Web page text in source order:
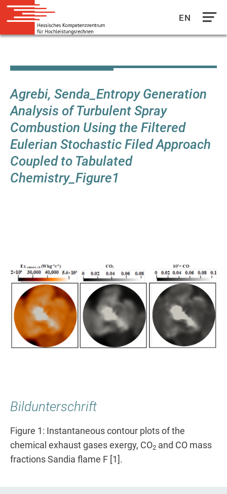
Inhalt
EN
Agrebi, Senda_Entropy Generation
Analysis of Turbulent Spray
Combustion Using the Filtered
Eulerian Stochastic Filed Approach
Coupled to Tabulated
Chemistry_Figure1
Bildunterschrift
Figure 1: Instantaneous contour plots of the
chemical exhaust gases exergy, CO2 and CO mass
fractions Sandia flame F [1].